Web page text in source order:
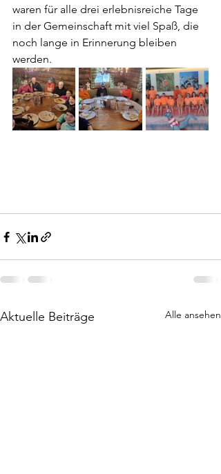
waren für alle drei erlebnisreiche Tage
in der Gemeinschaft mit viel Spaß, die
noch lange in Erinnerung bleiben
werden.
Aktuelle Beiträge Alle ansehen